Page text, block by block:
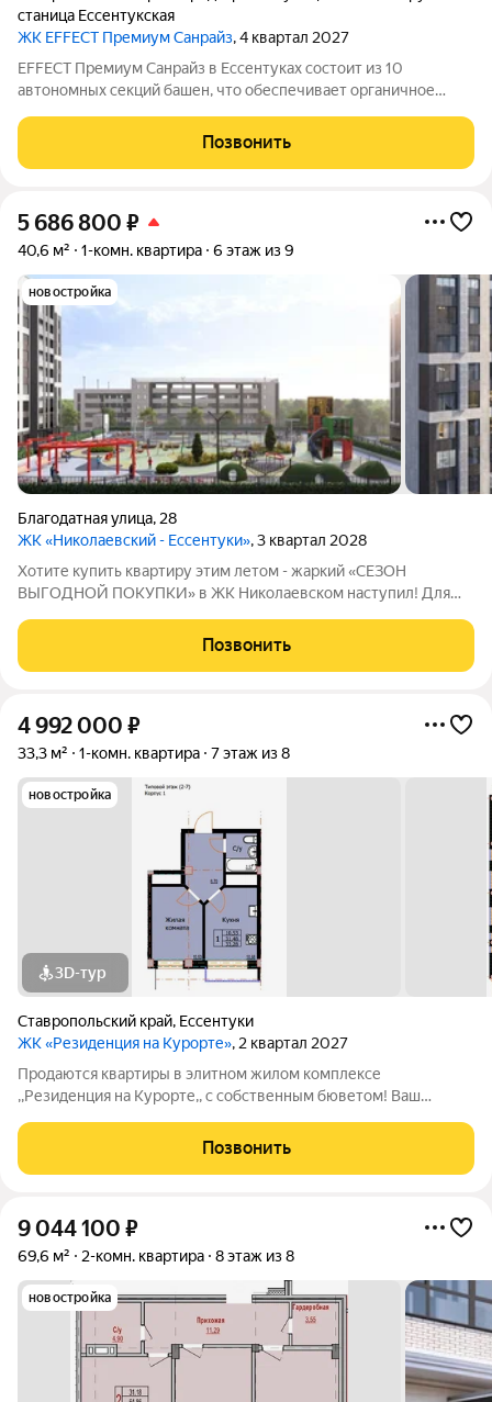
станица Ессентукская
ЖК EFFECT Премиум Санрайз, 4 квартал 2027
EFFECT Премиум Санрайз в Ессентуках состоит из 10
автономных секций башен, что обеспечивает органичное
оттенках подчеркивает архитектурную аутентичность и
статус проекта. Цветовые акценты остекления
Позвонить
5 686 800 ₽
40,6 м² 1-комн. квартира 6 этаж из 9
новостройка
Благодатная улица, 28
ЖК «Николаевский - Ессентуки», 3 квартал 2028
Хотите купить квартиру этим летом - жаркий «СЕЗОН
ВЫГОДНОЙ ПОКУПКИ» в ЖК Николаевском наступил! Для
скидка 5%. Ваш фундамент будущего в ЖК «Николаевском
Ессентуки». Доступны к покупке места в
Позвонить
4 992 000 ₽
33,3 м² 1-комн. квартира 7 этаж из 8
новостройка
3D-тур
Ставропольский край, Ессентуки
ЖК «Резиденция на Курорте», 2 квартал 2027
Продаются квартиры в элитном жилом комплексе
,,Резиденция на Курорте,, с собственным бюветом! Ваш
одно и двухкомнатные квартиры в новом жилом комплексе,
расположенном в экологически чистом
Позвонить
9 044 100 ₽
69,6 м² 2-комн. квартира 8 этаж из 8
новостройка